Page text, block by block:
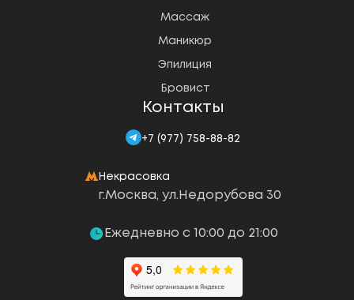
Массаж
Маникюр
Эпилиция
Бровист
Контакты
+7 (977) 758-88-82
Некрасовка
г.Москва, ул.Недорубова 30
Ежедневно с 10:00 до 21:00